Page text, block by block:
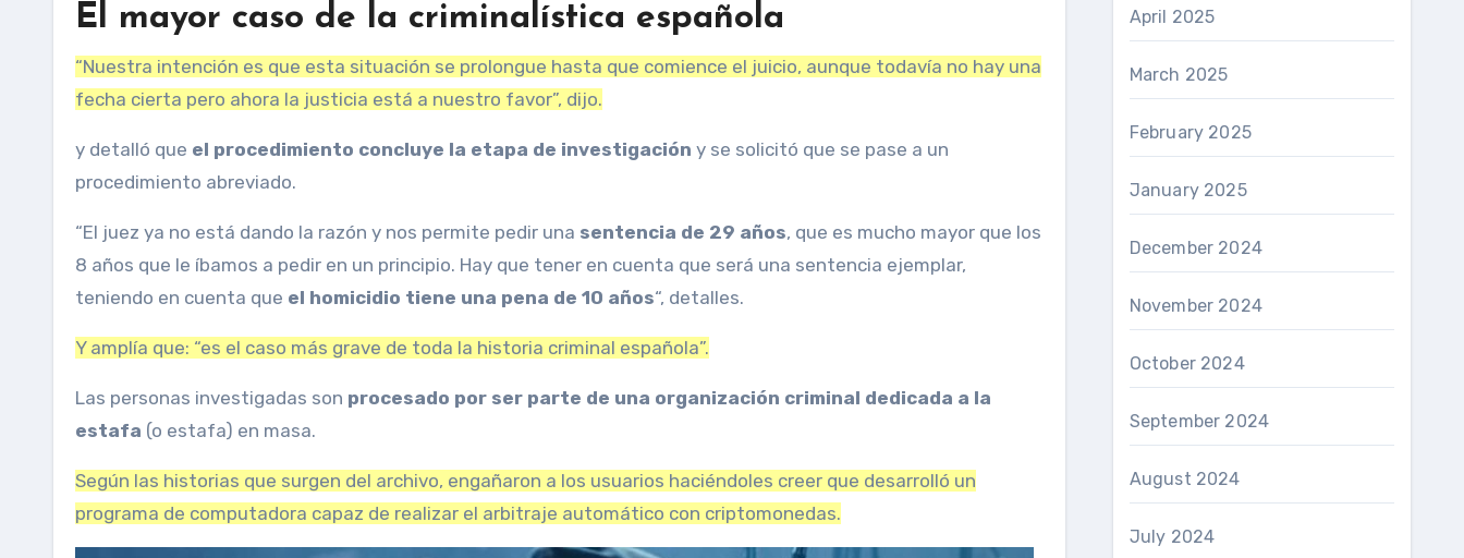
El mayor caso de la criminalística española
“Nuestra intención es que esta situación se prolongue hasta que comience el juicio, aunque todavía no hay una
fecha cierta pero ahora la justicia está a nuestro favor”, dijo.
y detalló que el procedimiento concluye la etapa de investigación y se solicitó que se pase a un
procedimiento abreviado.
“El juez ya no está dando la razón y nos permite pedir una sentencia de 29 años, que es mucho mayor que los
8 años que le íbamos a pedir en un principio. Hay que tener en cuenta que será una sentencia ejemplar,
teniendo en cuenta que el homicidio tiene una pena de 10 años“, detalles.
Y amplía que: “es el caso más grave de toda la historia criminal española”.
Las personas investigadas son procesado por ser parte de una organización criminal dedicada a la
estafa (o estafa) en masa.
Según las historias que surgen del archivo, engañaron a los usuarios haciéndoles creer que desarrolló un
programa de computadora capaz de realizar el arbitraje automático con criptomonedas.
April 2025
March 2025
February 2025
January 2025
December 2024
November 2024
October 2024
September 2024
August 2024
July 2024